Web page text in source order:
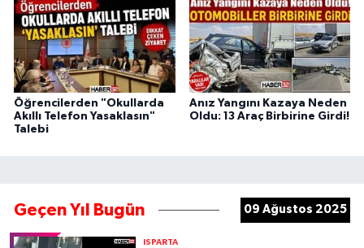
Öğrencilerden "Okullarda
Akıllı Telefon Yasaklasın"
Talebi
Anız Yangını Kazaya Neden
Oldu: 13 Araç Birbirine Girdi!
Geçen Yıl Bugün 09 Ağustos 2025
ISPARTA